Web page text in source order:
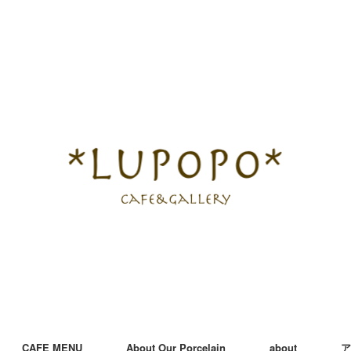
CAFE MENU About Our Porcelain about